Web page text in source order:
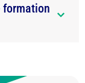
formation